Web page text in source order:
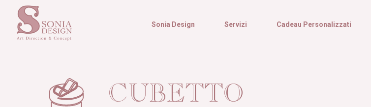
Sonia
Design
Sonia Design Servizi Cadeau Personalizzati
contenuto
CUBETTO